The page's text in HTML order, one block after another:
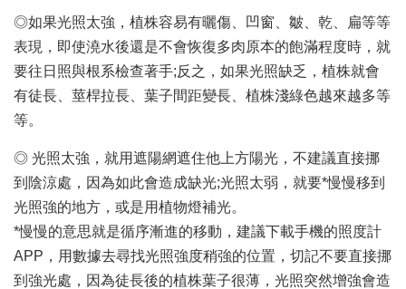
◎如果光照太強，植株容易有曬傷、凹窗、皺、乾、扁等等
表現，即使澆水後還是不會恢復多肉原本的飽滿程度時，就
要往日照與根系檢查著手;反之，如果光照缺乏，植株就會
有徒長、莖桿拉長、葉子間距變長、植株淺綠色越來越多等
等。
◎ 光照太強，就用遮陽網遮住他上方陽光，不建議直接挪
到陰涼處，因為如此會造成缺光;光照太弱，就要*慢慢移到
光照強的地方，或是用植物燈補光。
*慢慢的意思就是循序漸進的移動，建議下載手機的照度計
APP，用數據去尋找光照強度稍強的位置，切記不要直接挪
到強光處，因為徒長後的植株葉子很薄，光照突然增強會造